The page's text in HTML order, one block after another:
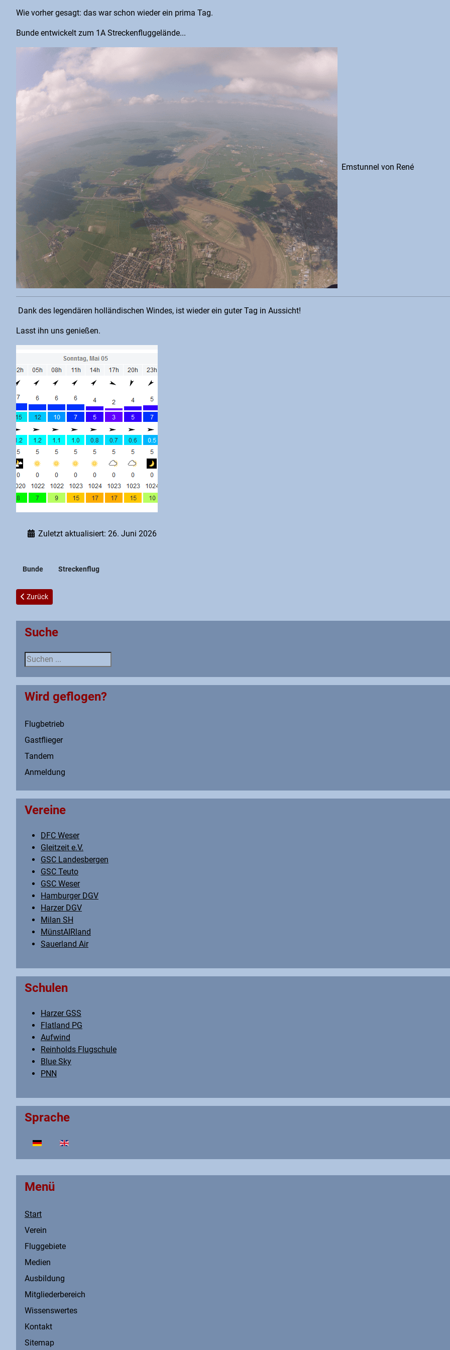
Menü
Start
Verein
Fluggebiete
Medien
Ausbildung
Mitgliederbereich
Wissenswertes
Kontakt
Sitemap
Wie vorher gesagt: das war schon wieder ein prima Tag.
Bunde entwickelt zum 1A Streckenfluggelände...
Emstunnel von René
Dank des legendären holländischen Windes, ist wieder ein guter Tag in Aussicht!
Lasst ihn uns genießen.
Zuletzt aktualisiert: 26. Juni 2026
Bunde Streckenflug
Vorheriger Beitrag: Sa, 11.05.13
Zurück
Suche
Suche
Wird geflogen?
Flugbetrieb
Gastflieger
Tandem
Anmeldung
Vereine
DFC Weser
Gleitzeit e.V.
GSC Landesbergen
GSC Teuto
GSC Weser
Hamburger DGV
Harzer DGV
Milan SH
MünstAIRland
Sauerland Air
Schulen
Harzer GSS
Flatland PG
Aufwind
Reinholds Flugschule
Blue Sky
PNN
Sprache
Sprache auswählen